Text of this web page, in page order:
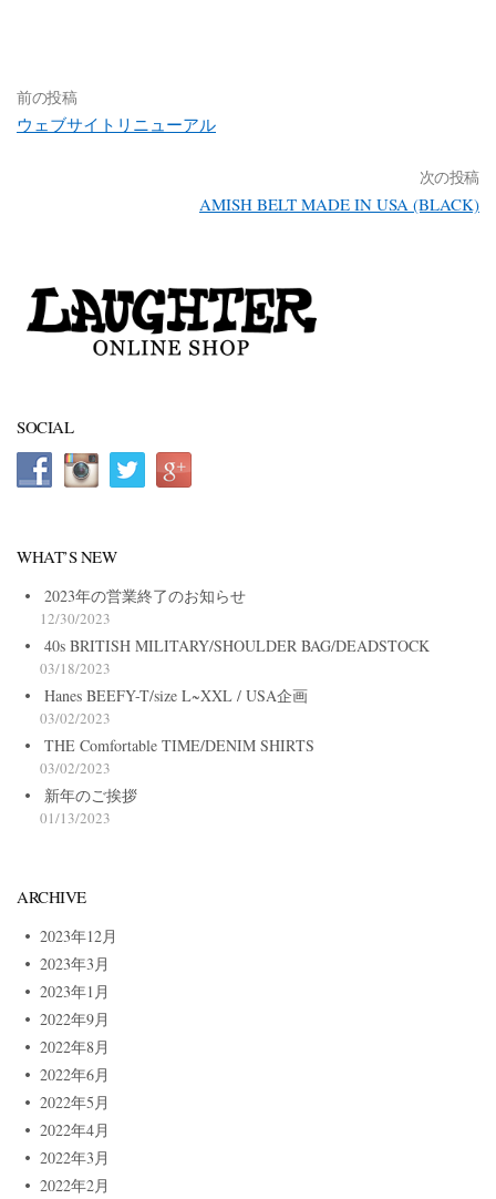
前の投稿
ウェブサイトリニューアル
次の投稿
AMISH BELT MADE IN USA (BLACK)
SOCIAL
WHAT’S NEW
2023年の営業終了のお知らせ
12/30/2023
40s BRITISH MILITARY/SHOULDER BAG/DEADSTOCK
03/18/2023
Hanes BEEFY-T/size L~XXL / USA企画
03/02/2023
THE Comfortable TIME/DENIM SHIRTS
03/02/2023
新年のご挨拶
01/13/2023
ARCHIVE
2023年12月
2023年3月
2023年1月
2022年9月
2022年8月
2022年6月
2022年5月
2022年4月
2022年3月
2022年2月